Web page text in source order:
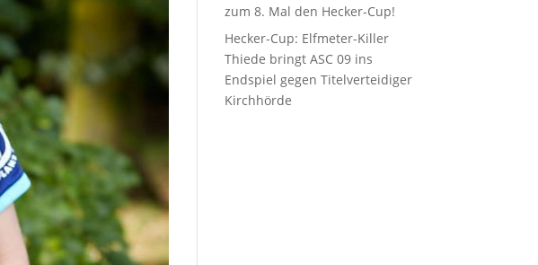
zum 8. Mal den Hecker-Cup!
Hecker-Cup: Elfmeter-Killer
Thiede bringt ASC 09 ins
Endspiel gegen Titelverteidiger
Kirchhörde